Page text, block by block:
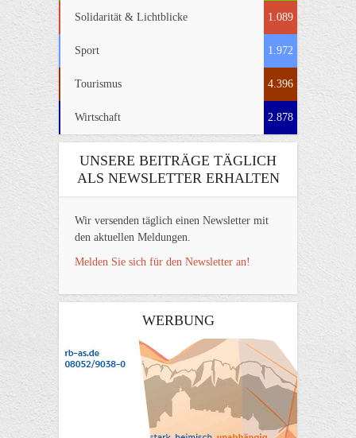
Solidarität & Lichtblicke 1.089
Sport 1.972
Tourismus 4.396
Wirtschaft 2.878
UNSERE BEITRÄGE TÄGLICH
ALS NEWSLETTER ERHALTEN
Wir versenden täglich einen Newsletter mit
den aktuellen Meldungen.
Melden Sie sich für den Newsletter an!
WERBUNG